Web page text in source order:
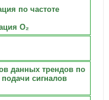
по частоте
О₂
данных трендов по
сигналов